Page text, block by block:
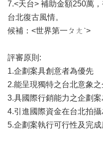
政
專
貴
文
化
資
源
助/
7.<天台> 補助金額250萬
台北復古風情。
候補：<世界第一ㄆㄤˋ>
評審原則:
1.企劃案具創意者為優先
2.能呈現獨特之台北意象
3.具國際行銷能力之企劃
4.引進國際資金在台北拍
5.企劃案執行可行性及完